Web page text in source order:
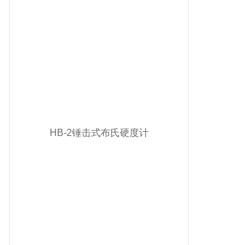
HB-2锤击式布氏硬度计